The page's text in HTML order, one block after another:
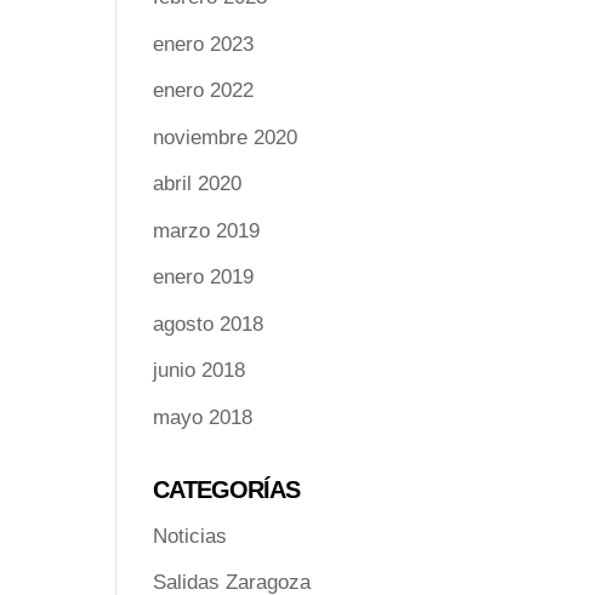
enero 2023
enero 2022
noviembre 2020
abril 2020
marzo 2019
enero 2019
agosto 2018
junio 2018
mayo 2018
CATEGORÍAS
Noticias
Salidas Zaragoza